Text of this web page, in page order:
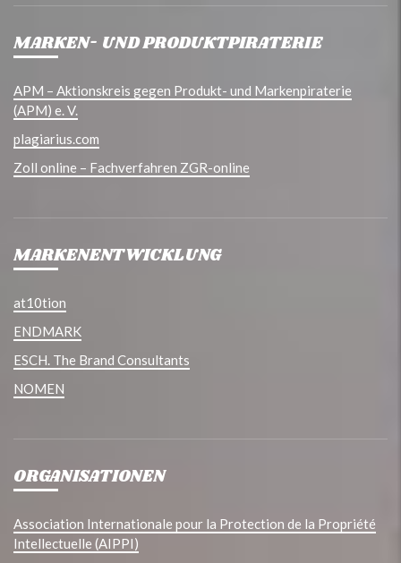
MARKEN- UND PRODUKTPIRATERIE
APM – Aktionskreis gegen Produkt- und Markenpiraterie
(APM) e. V.
plagiarius.com
Zoll online – Fachverfahren ZGR-online
MARKENENTWICKLUNG
at10tion
ENDMARK
ESCH. The Brand Consultants
NOMEN
ORGANISATIONEN
Association Internationale pour la Protection de la Propriété
Intellectuelle (AIPPI)